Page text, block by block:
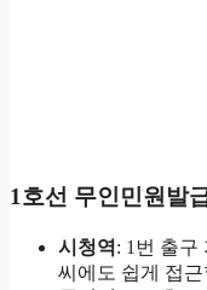
1호선 무인민원발
시청역 : 1번 출구
씨에도 쉽게 접